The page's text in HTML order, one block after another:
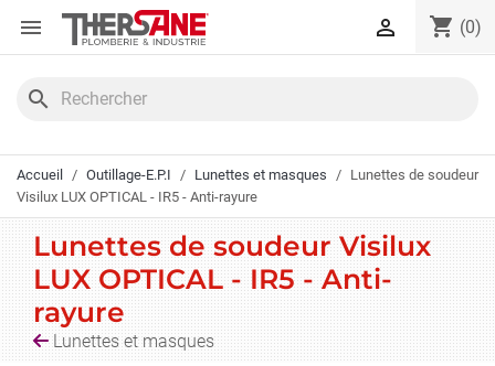
Panneau de gestion des cookies
 shopping_cart (0)

search
Accueil Outillage-E.P.I Lunettes et masques
Lunettes de soudeur
Visilux LUX OPTICAL - IR5 - Anti-rayure
Lunettes de soudeur Visilux
LUX OPTICAL - IR5 - Anti-
rayure
Lunettes et masques